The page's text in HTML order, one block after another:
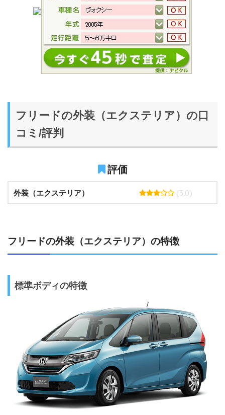
フリードの外装（エクステリア）の口
コミ/評判
評価
外装（エクステリア） (3.0)
フリードの外装（エクステリア）の特徴
標準ボディの特徴